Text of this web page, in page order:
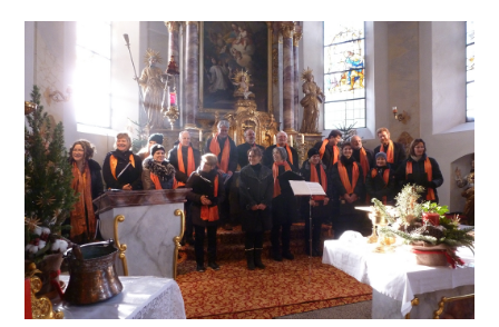
Dreikönigsmesse